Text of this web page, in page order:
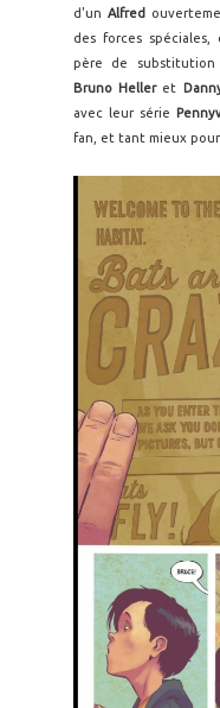
d'un Alfred
des forces
père de substitution
Bruno Helleret
avec leur série
fan, et tant mieux pour